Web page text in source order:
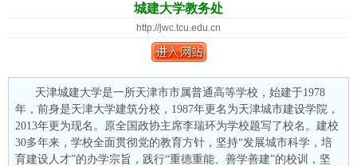
城建大学教务处
http://jwc.tcu.edu.cn
天津城建大学是一所天津市市属普通高等学校，始建于1978
年，前身是天津大学建筑分校，1987年更名为天津城市建设学院，
2013年更为现名。原全国政协主席李瑞环为学校题写了校名。建校
30多年来，学校全面贯彻党的教育方针，坚持“发展城市科学，培
育建设人才”的办学宗旨，践行“重德重能、善学善建”的校训，坚